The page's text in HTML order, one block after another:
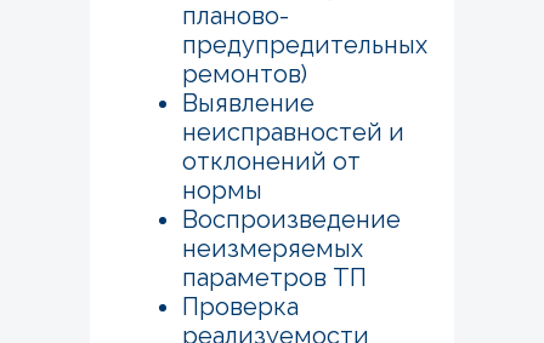
планово-
предупредительных
ремонтов)
Выявление
неисправностей и
отклонений от
нормы
Воспроизведение
неизмеряемых
параметров ТП
Проверка
реализуемости